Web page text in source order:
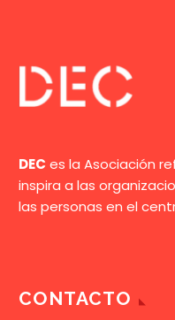
DEC es la Asociación
inspira a las
las personas en el
CONTACTO